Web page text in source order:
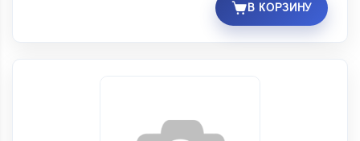
В КОРЗИНУ